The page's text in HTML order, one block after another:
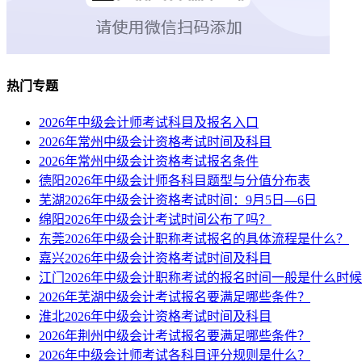
热门专题
2026年中级会计师考试科目及报名入口
2026年常州中级会计资格考试时间及科目
2026年常州中级会计资格考试报名条件
德阳2026年中级会计师各科目题型与分值分布表
芜湖2026年中级会计资格考试时间：9月5日—6日
绵阳2026年中级会计考试时间公布了吗？
东莞2026年中级会计职称考试报名的具体流程是什么？
嘉兴2026年中级会计资格考试时间及科目
江门2026年中级会计职称考试的报名时间一般是什么时
2026年芜湖中级会计考试报名要满足哪些条件？
淮北2026年中级会计资格考试时间及科目
2026年荆州中级会计考试报名要满足哪些条件？
2026年中级会计师考试各科目评分规则是什么？